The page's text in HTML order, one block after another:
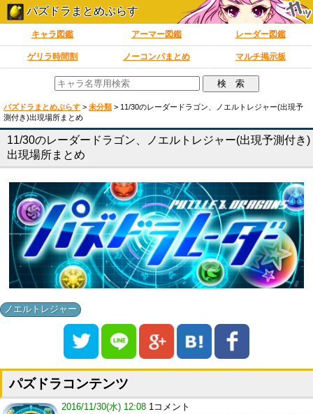
パズドラまとめぷらす
キャラ図鑑 アーマー図鑑 レーダー図鑑
ゲリラ時間割 ノーコンパまとめ マルチ掲示板
パズドラまとめぷらす > 未分類 > 11/30のレーダードラゴン、ノエルトレジャー(出現予
測付き)出現場所まとめ
11/30のレーダードラゴン、ノエルトレジャー(出現予測付き)
出現場所まとめ
ノエルトレジャー
パズドラコンテンツ
2016/11/30(水) 12:08 1コメント